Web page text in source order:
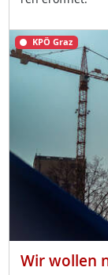
KPÖ Graz
Wir wollen